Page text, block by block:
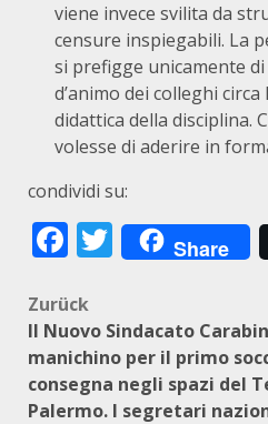
viene invece svilita da
censure inspiegabili. La
si prefigge unicamente
d’animo dei colleghi
didattica della disciplina.
volesse di aderire in
condividi su:
Facebook
Twitter
Share
Zurück
Il Nuovo Sindacato
manichino per il primo
consegna negli spazi del
Palermo. I segretari